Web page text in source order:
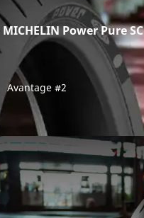
MICHELIN Power Pure SC
Avantage #2